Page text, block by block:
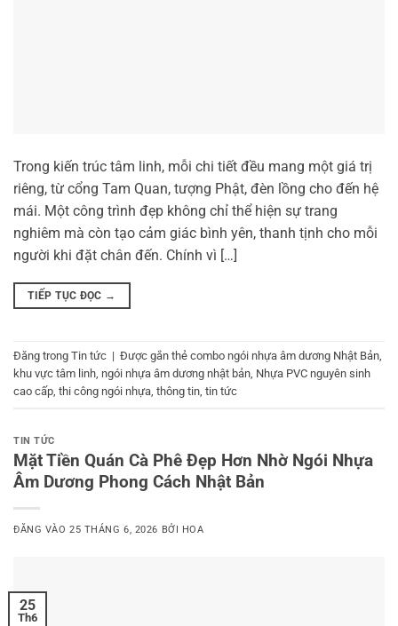
Trong kiến trúc tâm linh, mỗi chi tiết đều mang một giá trị
riêng, từ cổng Tam Quan, tượng Phật, đèn lồng cho đến hệ
mái. Một công trình đẹp không chỉ thể hiện sự trang
nghiêm mà còn tạo cảm giác bình yên, thanh tịnh cho mỗi
người khi đặt chân đến. Chính vì […]
TIẾP TỤC ĐỌC →
Đăng trong Tin tức | Được gắn thẻ combo ngói nhựa âm dương Nhật Bản,
khu vực tâm linh, ngói nhựa âm dương nhật bản, Nhựa PVC nguyên sinh
cao cấp, thi công ngói nhựa, thông tin, tin tức
TIN TỨC
Mặt Tiền Quán Cà Phê Đẹp Hơn Nhờ Ngói Nhựa
Âm Dương Phong Cách Nhật Bản
ĐĂNG VÀO25 THÁNG 6, 2026 BỞI HOA
25
Th6